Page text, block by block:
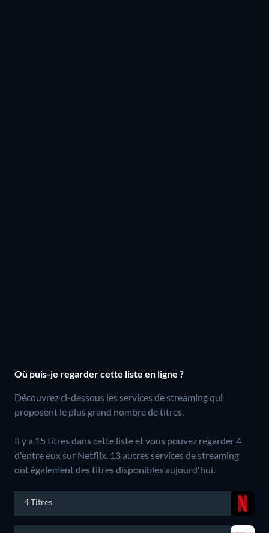
Où puis-je regarder cette liste en ligne ?
Découvrez ci-dessous les services de streaming qui
proposent le plus grand nombre de titres.
Il y a 15 titres dans cette liste et vous pouvez regarder 4
d'entre eux sur Netflix. 13 autres services de streaming
ont également des titres disponibles aujourd'hui.
4 Titres